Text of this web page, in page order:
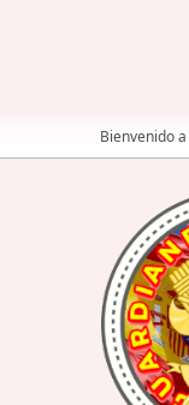
Bienvenido a